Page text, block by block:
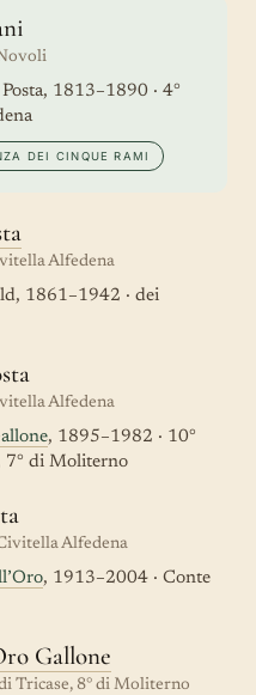
1813–1890 · 4°
DEI CINQUE RAMI
Alfedena
1861–1942 · dei
Alfedena
, 1895–1982 · 10°
7° di Moliterno
Alfedena
, 1913–2004 · Conte
Gallone
Tricase, 8° di Moliterno